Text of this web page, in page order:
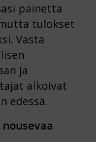
painetta
tulokset
Vasta
ja
alkoivat
edessä.